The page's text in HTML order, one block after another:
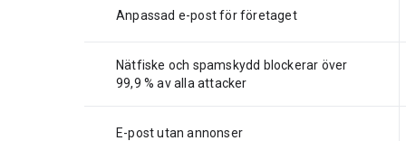
Anpassad e-post för företaget
Nätfiske och spamskydd blockerar över
99,9 % av alla attacker
E-post utan annonser